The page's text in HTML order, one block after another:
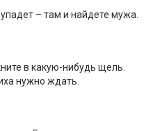
– там и найдете мужа.
в какую-нибудь щель.
нужно ждать.